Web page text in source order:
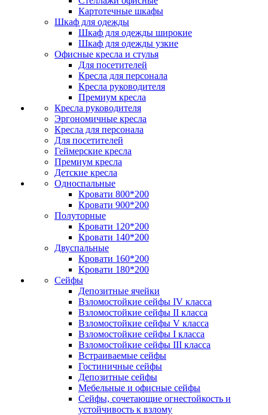
Картотечные шкафы
Шкаф для одежды
Шкаф для одежды широкие
Шкаф для одежды узкие
Офисные кресла и стулья
Для посетителей
Кресла для персонала
Кресла руководителя
Премиум кресла
Кресла руководителя
Эргономичные кресла
Кресла для персонала
Для посетителей
Геймерские кресла
Премиум кресла
Детские кресла
Односпальные
Кровати 800*200
Кровати 900*200
Полуторные
Кровати 120*200
Кровати 140*200
Двуспальные
Кровати 160*200
Кровати 180*200
Сейфы
Депозитные ячейки
Взломостойкие сейфы IV класса
Взломостойкие сейфы II класса
Взломостойкие сейфы V класса
Взломостойкие сейфы I класса
Взломостойкие сейфы III класса
Встраиваемые сейфы
Гостиничные сейфы
Депозитные сейфы
Мебельные и офисные сейфы
Сейфы, сочетающие огнестойкость и
устойчивость к взлому